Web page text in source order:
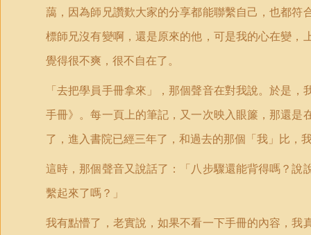
藹，因為師兄讚歎大家的分享都能聯繫自己，也都
標師兄沒有變啊，還是原來的他，可是我的心在變
覺得很不爽，很不自在了。
「去把學員手冊拿來」，那個聲音在對我說。於是
手冊》。每一頁上的筆記，又一次映入眼簾，那還
了，進入書院已經三年了，和過去的那個 「我 」 比，
這時，那個聲音又說話了：「八步驟還能背得嗎？
繫起來了嗎？」
我有點懵了，老實說，如果不看一下手冊的內容，